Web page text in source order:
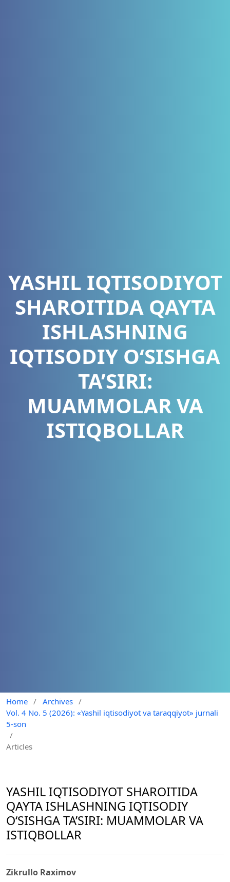
YASHIL IQTISODIYOT
SHAROITIDA QAYTA
ISHLASHNING
IQTISODIY O‘SISHGA
TA’SIRI:
MUAMMOLAR VA
ISTIQBOLLAR
Home / Archives /
Vol. 4 No. 5 (2026): «Yashil iqtisodiyot va taraqqiyot» jurnali
5-son
/
Articles
YASHIL IQTISODIYOT SHAROITIDA
QAYTA ISHLASHNING IQTISODIY
O‘SISHGA TA’SIRI: MUAMMOLAR VA
ISTIQBOLLAR
Zikrullo Raximov